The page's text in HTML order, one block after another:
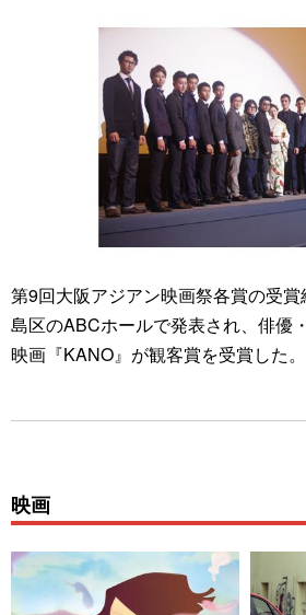
第9回大阪アジアン映画祭各賞の受
島区のABCホールで発表され、俳優
映画『KANO』が観客賞を受賞した。
映画